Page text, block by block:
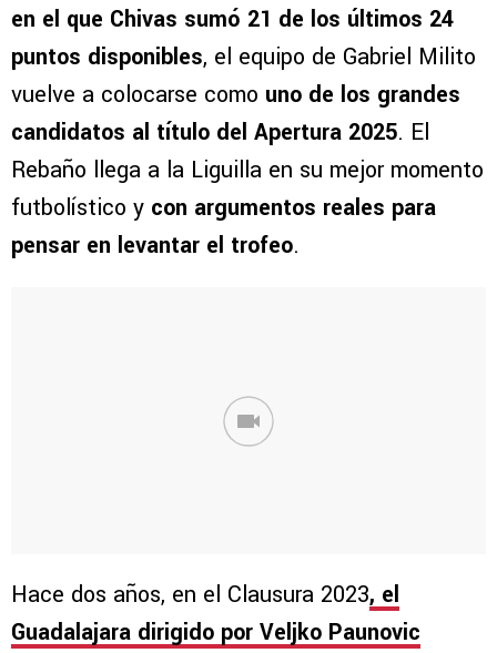
en el que Chivas sumó 21 de los últimos 24
puntos disponibles, el equipo de Gabriel Milito
vuelve a colocarse como uno de los grandes
candidatos al título del Apertura 2025. El
Rebaño llega a la Liguilla en su mejor momento
futbolístico y con argumentos reales para
pensar en levantar el trofeo.
Hace dos años, en el Clausura 2023, el
Guadalajara dirigido por Veljko Paunovic